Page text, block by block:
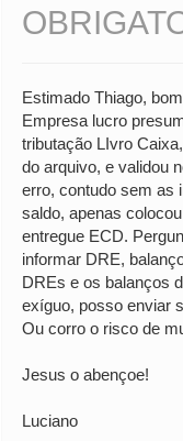
Estimado Thiago,
Empresa lucro
tributação LIvro
do arquivo, e validou
erro, contudo sem as
saldo, apenas
entregue ECD.
informar DRE,
DREs e os balanços
exíguo, posso enviar
Ou corro o risco de
Jesus o abençoe!
Luciano